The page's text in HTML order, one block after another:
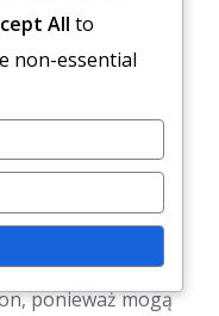
czyste trasy,
i
narzędziami w
ponieważ mogą
All to
non-essential